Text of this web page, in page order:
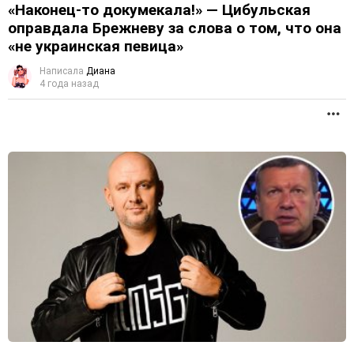
«Наконец-то докумекала!» — Цибульская
оправдала Брежневу за слова о том, что она
«не украинская певица»
Написала Диана
4 года назад